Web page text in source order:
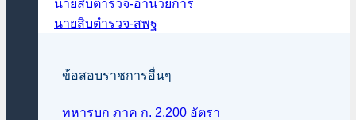
นายสิบตำรวจ-อำนวยการ
นายสิบตำรวจ-สพฐ
ข้อสอบราชการอื่นๆ
ทหารบก ภาค ก. 2,200 อัตรา